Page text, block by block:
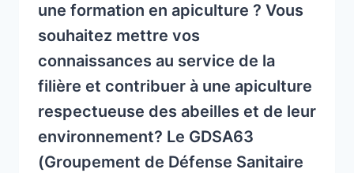
une formation en apiculture ? Vous
souhaitez mettre vos
connaissances au service de la
filière et contribuer à une apiculture
respectueuse des abeilles et de leur
environnement? Le GDSA63
(Groupement de Défense Sanitaire